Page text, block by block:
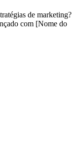
de marketing?
com [Nome do